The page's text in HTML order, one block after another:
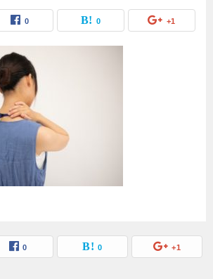
0 0 +1
0 0 +1